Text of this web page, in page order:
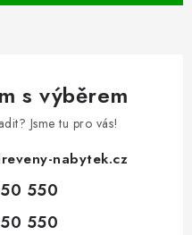
s výběrem
Jsme tu pro vás!
nabytek.cz
550
550